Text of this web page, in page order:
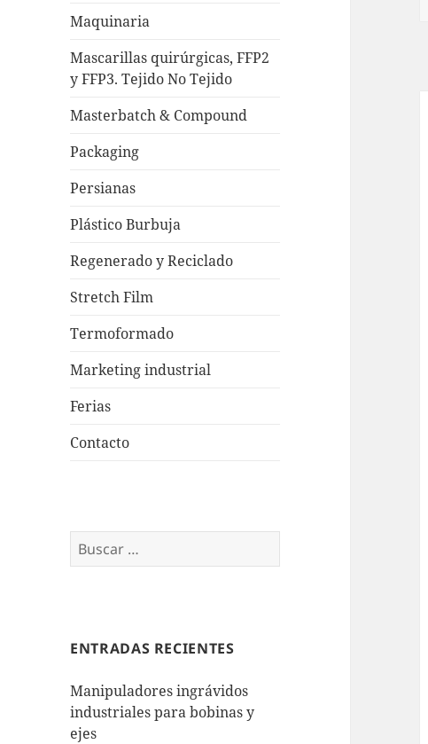
Maquinaria
Mascarillas quirúrgicas, FFP2
y FFP3. Tejido No Tejido
Masterbatch & Compound
Packaging
Persianas
Plástico Burbuja
Regenerado y Reciclado
Stretch Film
Termoformado
Marketing industrial
Ferias
Contacto
Buscar:
ENTRADAS RECIENTES
Manipuladores ingrávidos
industriales para bobinas y
ejes